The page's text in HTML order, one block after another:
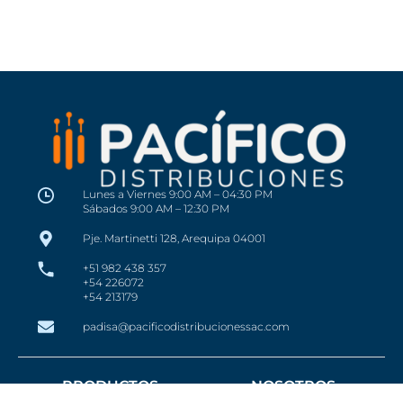
Lunes a Viernes 9:00 AM – 04:30 PM
Sábados 9:00 AM – 12:30 PM
Pje. Martinetti 128, Arequipa 04001
+51 982 438 357
+54 226072
+54 213179
padisa@pacificodistribucionessac.com
PRODUCTOS
NOSOTROS